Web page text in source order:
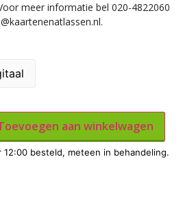
meer informatie bel 020-4822060
aan winkelwagen